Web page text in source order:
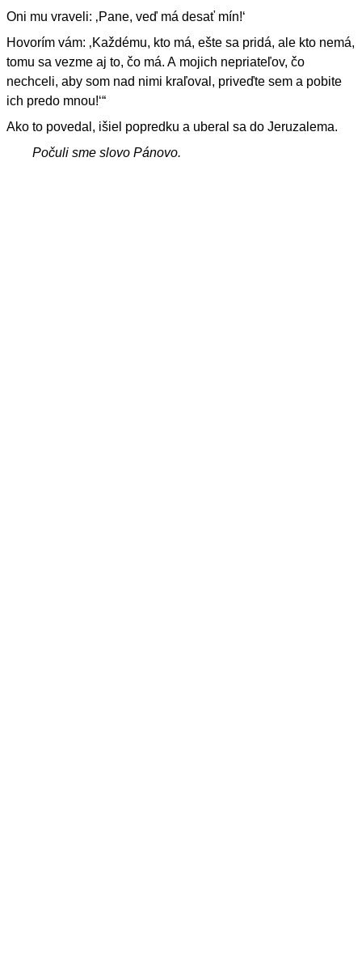
Oni mu vraveli: ‚Pane, veď má desať mín!‘
Hovorím vám: ‚Každému, kto má, ešte sa pridá, ale kto nemá,
tomu sa vezme aj to, čo má. A mojich nepriateľov, čo
nechceli, aby som nad nimi kraľoval, priveďte sem a pobite
ich predo mnou!‘“
Ako to povedal, išiel popredku a uberal sa do Jeruzalema.
Počuli sme slovo Pánovo.